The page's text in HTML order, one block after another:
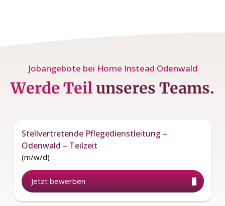
Jobangebote bei Home Instead Odenwald
Werde Teil unseres Teams.
Stellvertretende Pflegedienstleitung –
Odenwald – Teilzeit
(m/w/d)
Jetzt bewerben